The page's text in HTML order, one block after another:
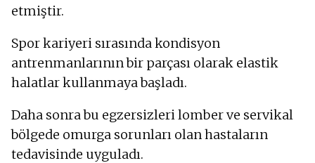
etmiştir.
Spor kariyeri sırasında kondisyon
antrenmanlarının bir parçası olarak elastik
halatlar kullanmaya başladı.
Daha sonra bu egzersizleri lomber ve servikal
bölgede omurga sorunları olan hastaların
tedavisinde uyguladı.